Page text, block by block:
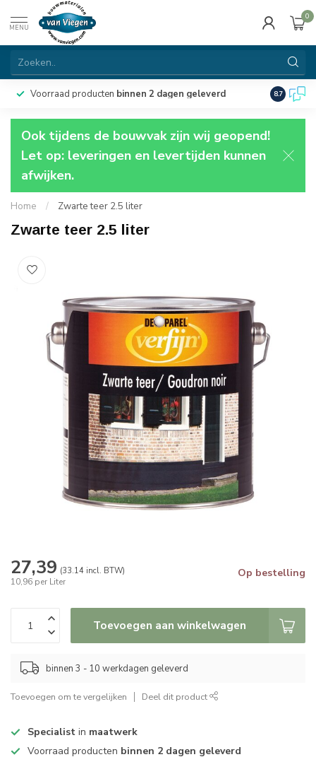
MENU
0
Voorraad producten binnen 2 dagen geleverd 8.7
Ook tijdens de bouwvak zijn wij geopend!
Let op: leveringen en levertijden kunnen
afwijken.
Home / Zwarte teer 2.5 liter
Zwarte teer 2.5 liter
27,39 (33.14 incl. BTW)
10,96 per Liter
Op bestelling
Toevoegen aan winkelwagen
binnen 3 - 10 werkdagen geleverd
Toevoegen om te vergelijken Deel dit product
Specialist in maatwerk
Voorraad producten binnen 2 dagen geleverd